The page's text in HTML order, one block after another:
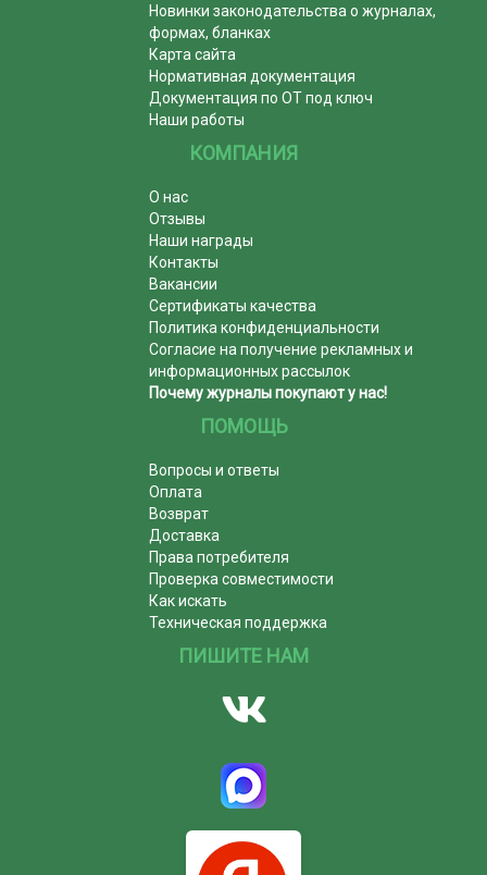
Новинки законодательства о журналах,
формах, бланках
Карта сайта
Нормативная документация
Документация по ОТ под ключ
Наши работы
КОМПАНИЯ
О нас
Отзывы
Наши награды
Контакты
Вакансии
Сертификаты качества
Политика конфиденциальности
Согласие на получение рекламных и
информационных рассылок
Почему журналы покупают у нас!
ПОМОЩЬ
Вопросы и ответы
Оплата
Возврат
Доставка
Права потребителя
Проверка совместимости
Как искать
Техническая поддержка
ПИШИТЕ НАМ